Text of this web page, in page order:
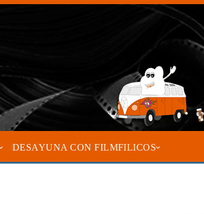
DESAYUNA CON FILMFILICOS